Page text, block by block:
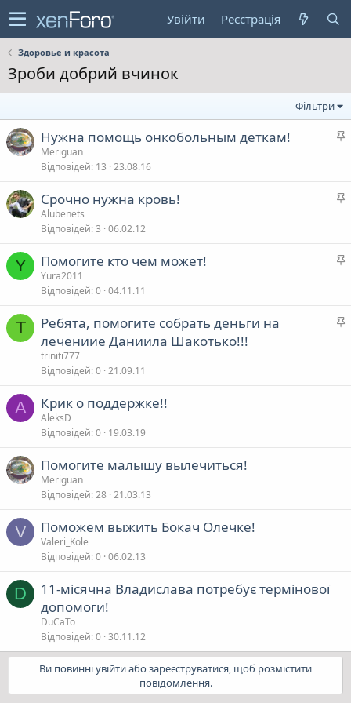
Увійти Реєстрація
Здоровье и красота
Зроби добрий вчинок
Фільтри
В
и
Нужна помощь онкобольным деткам!
Meriguan
Відповідей 13 23.08.16
В
и
Срочно нужна кровь!
Alubenets
Відповідей 3 06.02.12
Y
В
и
Помогите кто чем может!
Yura2011
Відповідей 0 04.11.11
T
В
Ребята, помогите собрать деньги на
лечениие Даниила Шакотько!!!
triniti777
Відповідей 0 21.09.11
A Крик о поддержке!!
AleksD
Відповідей 0 19.03.19
Помогите малышу вылечиться!
Meriguan
Відповідей 28 21.03.13
V Поможем выжить Бокач Олечке!
Valeri_Kole
Відповідей 0 06.02.13
D
11-місячна Владислава потребує термінової
допомоги!
DuCaTo
Відповідей 0 30.11.12
Ви повинні увійти або зареєструватися, щоб розмістити
повідомлення.